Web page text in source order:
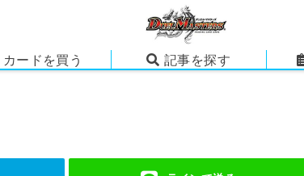
カードを買う 記事を探す